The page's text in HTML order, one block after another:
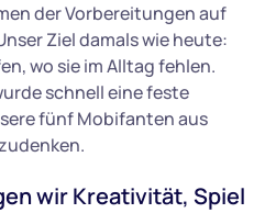
der Vorbereitungen auf
Ziel damals wie heute:
wo sie im Alltag fehlen.
schnell eine feste
fünf Mobifanten aus
wir Kreativität, Spiel